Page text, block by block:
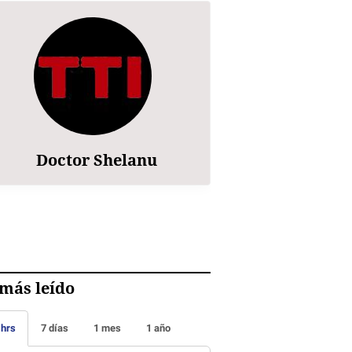
Doctor Shelanu
leído
7 días 1 mes 1 año